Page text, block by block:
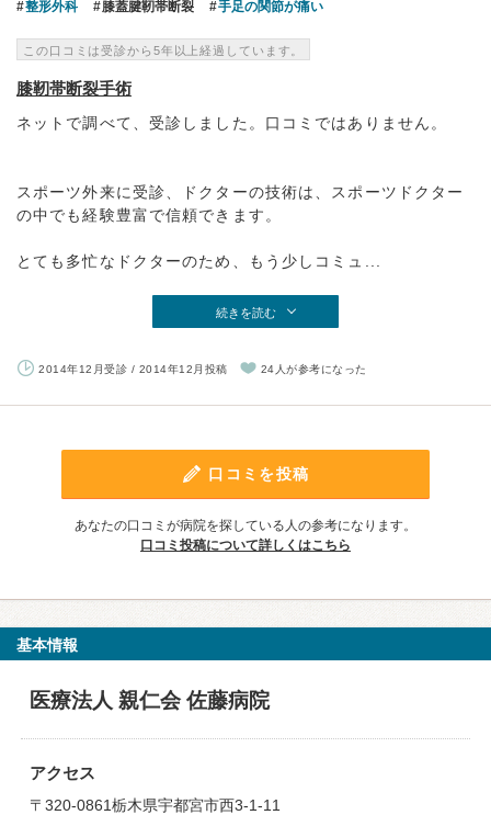
整形外科 膝蓋腱靭帯断裂 手足の関節が痛い
この口コミは受診から5年以上経過しています。
膝靭帯断裂手術
ネットで調べて、受診しました。口コミではありません。
スポーツ外来に受診、ドクターの技術は、スポーツドクター
の中でも経験豊富で信頼できます。
とても多忙なドクターのため、もう少しコミュ...
続きを読む
2014年12月受診 / 2014年12月投稿 24人が参考になった
口コミを投稿
あなたの口コミが病院を探している人の参考になります。
口コミ投稿について詳しくはこちら
基本情報
医療法人 親仁会 佐藤病院
アクセス
〒320-0861栃木県宇都宮市西3-1-11